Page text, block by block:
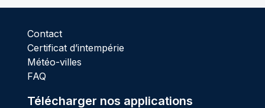
Contact
Certificat d’intempérie
Météo-villes
FAQ
Télécharger nos applications